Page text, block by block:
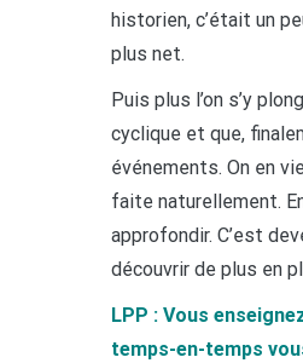
historien, c’était un
plus net.
Puis plus l’on s’y
cyclique et que,
événements. On en
faite naturellement.
approfondir. C’est
découvrir de plus en
LPP : Vous
temps-en-temps